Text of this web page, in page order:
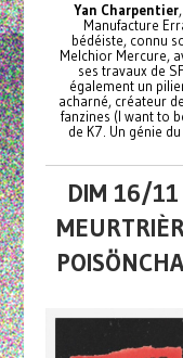
Yan Charpentier
Manufacture
bédéiste, connu
Melchior Mercure,
ses travaux de
également un
acharné, créateur
fanzines (I want to
de K7. Un génie
DIM 16/11